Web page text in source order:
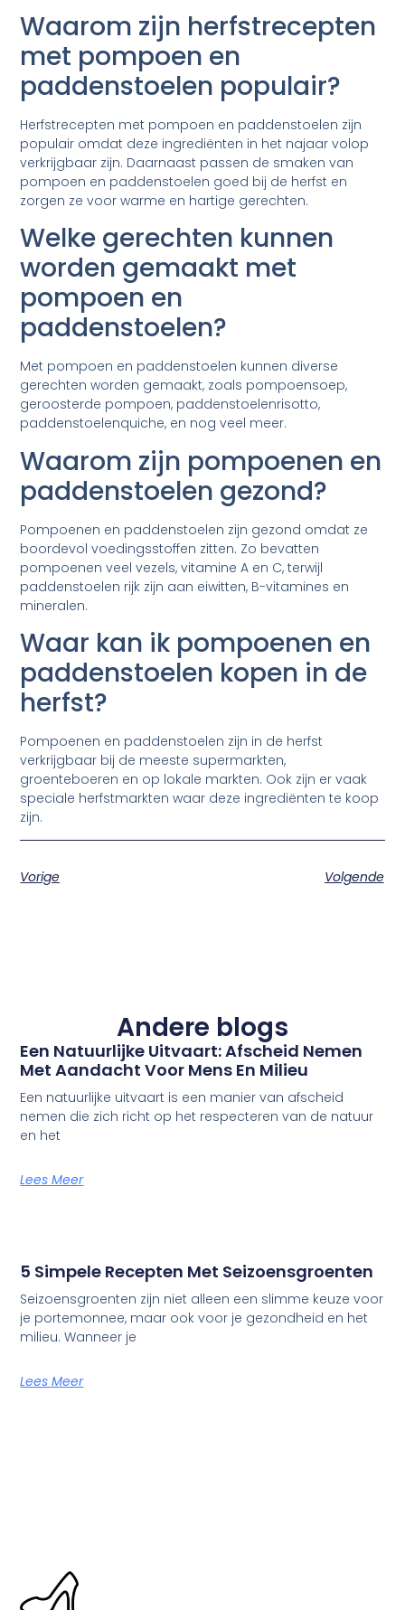
Waarom zijn herfstrecepten
met pompoen en
paddenstoelen populair?
Herfstrecepten met pompoen en paddenstoelen zijn
populair omdat deze ingrediënten in het najaar volop
verkrijgbaar zijn. Daarnaast passen de smaken van
pompoen en paddenstoelen goed bij de herfst en
zorgen ze voor warme en hartige gerechten.
Welke gerechten kunnen
worden gemaakt met
pompoen en
paddenstoelen?
Met pompoen en paddenstoelen kunnen diverse
gerechten worden gemaakt, zoals pompoensoep,
geroosterde pompoen, paddenstoelenrisotto,
paddenstoelenquiche, en nog veel meer.
Waarom zijn pompoenen en
paddenstoelen gezond?
Pompoenen en paddenstoelen zijn gezond omdat ze
boordevol voedingsstoffen zitten. Zo bevatten
pompoenen veel vezels, vitamine A en C, terwijl
paddenstoelen rijk zijn aan eiwitten, B-vitamines en
mineralen.
Waar kan ik pompoenen en
paddenstoelen kopen in de
herfst?
Pompoenen en paddenstoelen zijn in de herfst
verkrijgbaar bij de meeste supermarkten,
groenteboeren en op lokale markten. Ook zijn er vaak
speciale herfstmarkten waar deze ingrediënten te koop
zijn.
Vorige Volgende
Andere blogs
Een Natuurlijke Uitvaart: Afscheid Nemen
Met Aandacht Voor Mens En Milieu
Een natuurlijke uitvaart is een manier van afscheid
nemen die zich richt op het respecteren van de natuur
en het
Lees Meer
5 Simpele Recepten Met Seizoensgroenten
Seizoensgroenten zijn niet alleen een slimme keuze voor
je portemonnee, maar ook voor je gezondheid en het
milieu. Wanneer je
Lees Meer